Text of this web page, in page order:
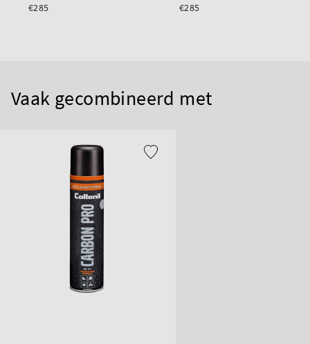
€285
€285
Vaak gecombineerd met